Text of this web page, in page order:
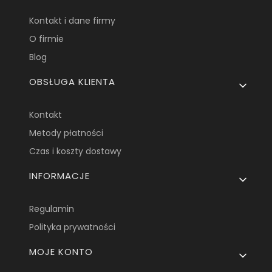
Kontakt i dane firmy
O firmie
Blog
OBSŁUGA KLIENTA
Kontakt
Metody płatności
Czas i koszty dostawy
INFORMACJE
Regulamin
Polityka prywatności
MOJE KONTO